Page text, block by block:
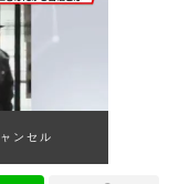
ンセル